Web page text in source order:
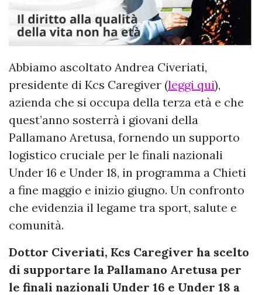
Abbiamo ascoltato Andrea Civeriati,
presidente di Kcs Caregiver (leggi qui),
azienda che si occupa della terza età e che
quest’anno sosterrà i giovani della
Pallamano Aretusa, fornendo un supporto
logistico cruciale per le finali nazionali
Under 16 e Under 18, in programma a Chieti
a fine maggio e inizio giugno. Un confronto
che evidenzia il legame tra sport, salute e
comunità.
Dottor Civeriati, Kcs Caregiver ha scelto
di supportare la Pallamano Aretusa per
le finali nazionali Under 16 e Under 18 a